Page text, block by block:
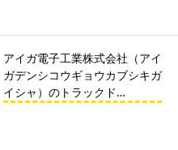
アイガ電子工業株式会社（アイ
ガデンシコウギョウカブシキガ
イシャ）のトラックド…